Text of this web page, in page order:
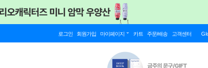
로그인 회원가입 마이페이지 카트 주문/배송 고객센터